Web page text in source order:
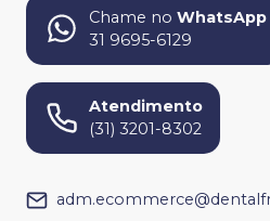
Chame no WhatsApp
31 9695-6129
Atendimento
(31) 3201-8302